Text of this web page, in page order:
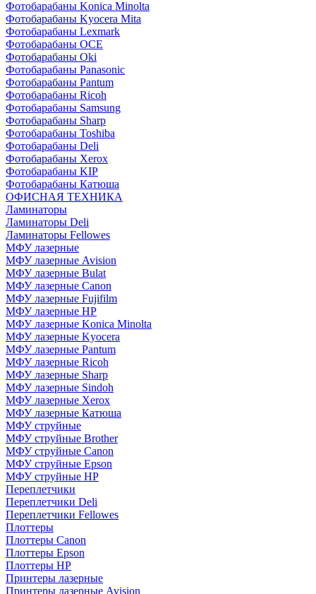
Фотобарабаны Konica Minolta
Фотобарабаны Kyocera Mita
Фотобарабаны Lexmark
Фотобарабаны OCE
Фотобарабаны Oki
Фотобарабаны Panasonic
Фотобарабаны Pantum
Фотобарабаны Ricoh
Фотобарабаны Samsung
Фотобарабаны Sharp
Фотобарабаны Toshiba
Фотобарабаны Deli
Фотобарабаны Xerox
Фотобарабаны KIP
Фотобарабаны Катюша
ОФИСНАЯ ТЕХНИКА
Ламинаторы
Ламинаторы Deli
Ламинаторы Fellowes
МФУ лазерные
МФУ лазерные Avision
МФУ лазерные Bulat
МФУ лазерные Canon
МФУ лазерные Fujifilm
МФУ лазерные HP
МФУ лазерные Konica Minolta
МФУ лазерные Kyocera
МФУ лазерные Pantum
МФУ лазерные Ricoh
МФУ лазерные Sharp
МФУ лазерные Sindoh
МФУ лазерные Xerox
МФУ лазерные Катюша
МФУ струйные
МФУ струйные Brother
МФУ струйные Canon
МФУ струйные Epson
МФУ струйные HP
Переплетчики
Переплетчики Deli
Переплетчики Fellowes
Плоттеры
Плоттеры Canon
Плоттеры Epson
Плоттеры HP
Принтеры лазерные
Принтеры лазерные Avision